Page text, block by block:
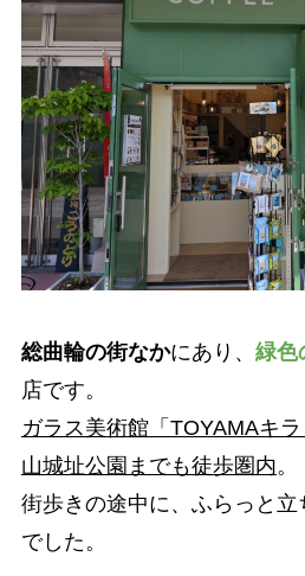
総曲輪の街なかにあり、 緑色
店です。
ガラス美術館「TOYAMAキ
山城址公園までも徒歩圏内。
街歩きの途中に、ふらっと
でした。